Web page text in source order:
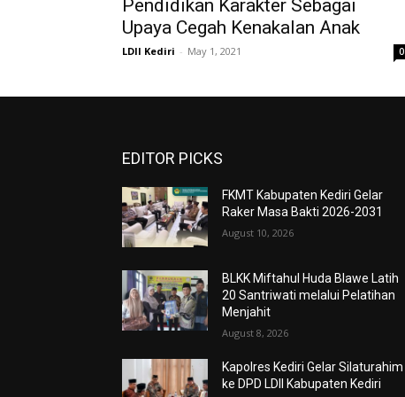
Pendidikan Karakter Sebagai
Upaya Cegah Kenakalan Anak
LDII Kediri - May 1, 2021 0
EDITOR PICKS
FKMT Kabupaten Kediri Gelar
Raker Masa Bakti 2026-2031
August 10, 2026
BLKK Miftahul Huda Blawe Latih
20 Santriwati melalui Pelatihan
Menjahit
August 8, 2026
Kapolres Kediri Gelar Silaturahim
ke DPD LDII Kabupaten Kediri